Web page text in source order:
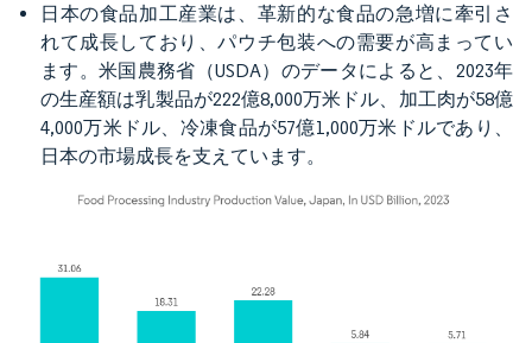
日本の食品加工産業は、革新的な食品の急増に牽引さ
れて成長しており、パウチ包装への需要が高まってい
ます。米国農務省（USDA）のデータによると、2023年
の生産額は乳製品が222億8,000万米ドル、加工肉が58億
4,000万米ドル、冷凍食品が57億1,000万米ドルであり、
日本の市場成長を支えています。